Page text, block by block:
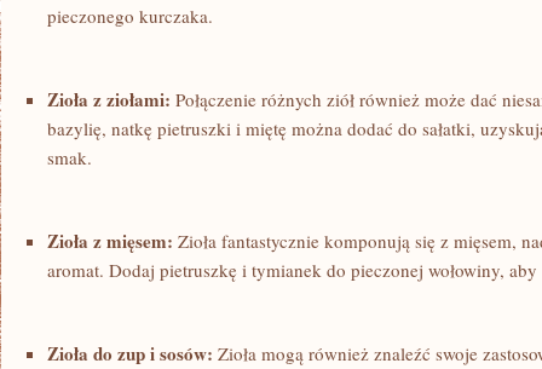
pieczonego kurczaka.
Zioła z ⁤ziołami: Połączenie różnych‌ ziół również może dać
bazylię, natkę pietruszki i miętę można dodać ​do sałatki,
smak.
Zioła z mięsem: Zioła fantastycznie komponują się z mięsem,
aromat. Dodaj pietruszkę i tymianek do ‌pieczonej wołowiny,
Zioła do zup​ i sosów: Zioła mogą również znaleźć ​swoje